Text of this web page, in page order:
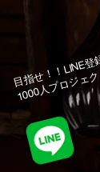
目指せ！！LINE
1000人プロジェ